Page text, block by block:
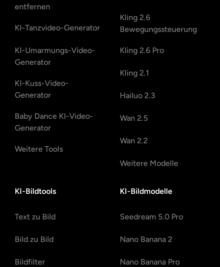
entfernen
KI-Tanzvideo-Generator
KI-Umarmungs-Video-
Generator
KI-Kuss-Video-
Generator
Baby Dance KI-Video-
Generator
Weitere Tools
Kling 2.6
Bewegungssteuerung
Kling 2.6 Pro
Kling 2.1
Hailuo 2.3
Wan 2.5
Wan 2.2
Weitere Modelle
KI-Bildtools
Text zu Bild
Bild zu Bild
Bildfilter
KI-Bildmodelle
Seedream 5.0 Pro
Nano Banana 2
Nano Banana Pro